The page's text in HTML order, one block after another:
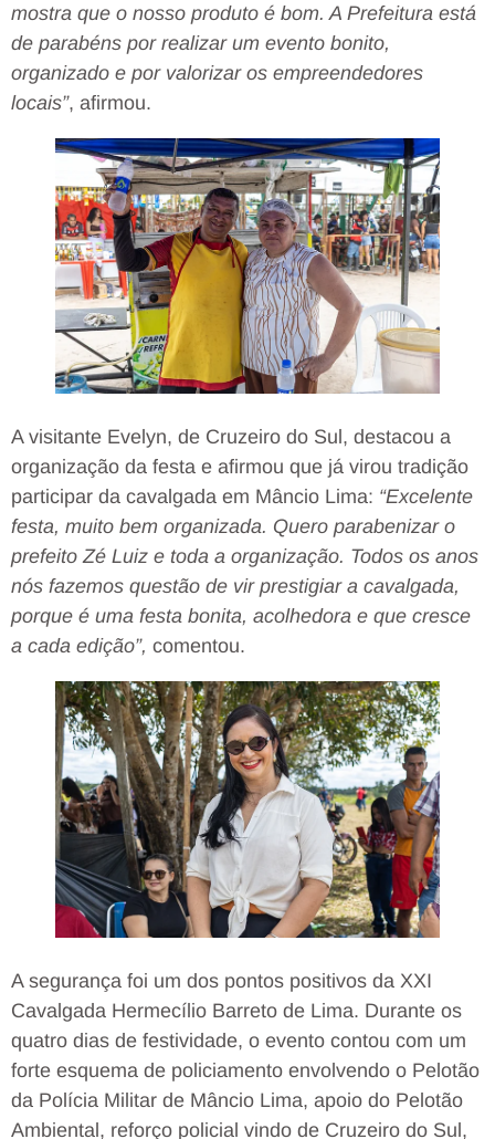
mostra que o nosso produto é bom. A Prefeitura está
de parabéns por realizar um evento bonito,
organizado e por valorizar os empreendedores
locais”, afirmou.
A visitante Evelyn, de Cruzeiro do Sul, destacou a
organização da festa e afirmou que já virou tradição
participar da cavalgada em Mâncio Lima: “Excelente
festa, muito bem organizada. Quero parabenizar o
prefeito Zé Luiz e toda a organização. Todos os anos
nós fazemos questão de vir prestigiar a cavalgada,
porque é uma festa bonita, acolhedora e que cresce
a cada edição”, comentou.
A segurança foi um dos pontos positivos da XXI
Cavalgada Hermecílio Barreto de Lima. Durante os
quatro dias de festividade, o evento contou com um
forte esquema de policiamento envolvendo o Pelotão
da Polícia Militar de Mâncio Lima, apoio do Pelotão
Ambiental, reforço policial vindo de Cruzeiro do Sul,